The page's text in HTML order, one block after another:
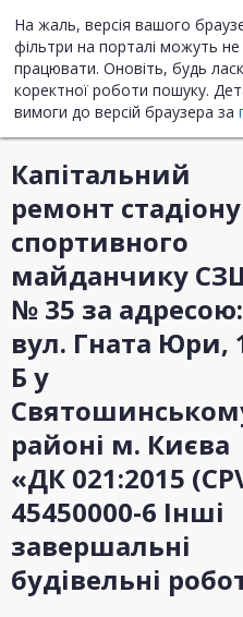
На жаль, версія вашого
фільтри на порталі можуть
працювати. Оновіть, будь
коректної роботи пошуку.
вимоги до версій браузера за
Інформація
Капітальний
ремонт
спортивного
майданчику
№ 35 за адресою:
вул. Гната Юри,
Б у
районі м. Києва
«ДК 021:2015
45450000-6 Інші
завершальні
будівельні